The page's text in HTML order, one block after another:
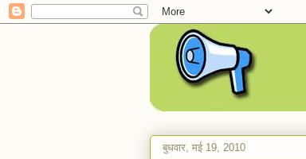
बुधवार, मई 19, 2010